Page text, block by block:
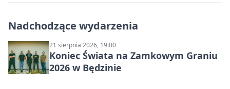
Nadchodzące wydarzenia
21 sierpnia 2026, 19:00
Koniec Świata na Zamkowym Graniu
2026 w Będzinie